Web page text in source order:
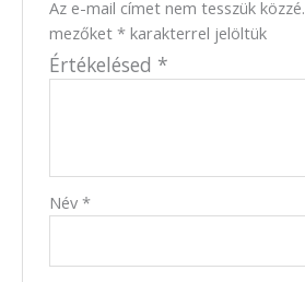
Az e-mail címet nem tesszük közzé.
mezőket* karakterrel jelöltük
Értékelésed *
Név*